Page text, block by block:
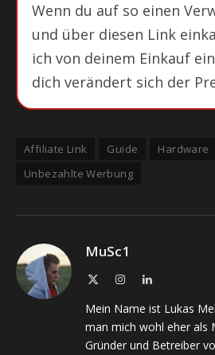
Wenn du auf so einen
und über diesen Link
ich von deinem Einkauf
dich verändert sich der
Affiliate Link Guide
Hardware
Unbezahlte Werbung
MuSc1
InstagramLinkedIn
Mein Name ist Lukas
man mich wohl eher als
Gründer und Betreiber